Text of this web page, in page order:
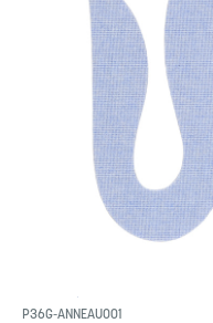
P36G-ANNEAU001